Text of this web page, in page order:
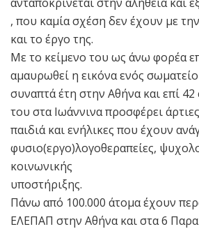
, που καμία σχέση δεν έχουν με
και το έργο της.
Με το κείμενο του ως άνω φορέα
αμαυρωθεί η εικόνα ενός
συναπτά έτη στην Αθήνα και επί
του στα Ιωάννινα προσφέρει
παιδιά και ενήλικες που έχουν
φυσιο(εργο)λογοθεραπείες,
κοινωνικής
υποστήριξης.
Πάνω από 100.000 άτομα έχουν
ΕΛΕΠΑΠ στην Αθήνα και στα 6